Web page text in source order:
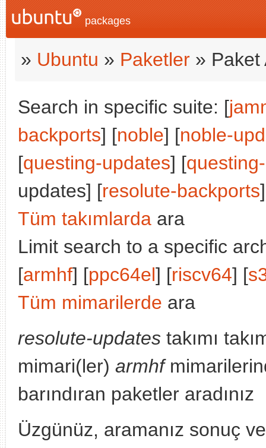
packages
» Ubuntu » Paketler » Paket
Search in specific suite: [
backports] [noble] [noble-
[questing-updates] [
updates] [resolute-backports
Tüm takımlarda ara
Limit search to a specific
[armhf] [ppc64el] [riscv64] [
Tüm mimarilerde ara
resolute-updates takımı
mimari(ler) armhf
barındıran paketler aradınız
Üzgünüz, aramanız sonuç